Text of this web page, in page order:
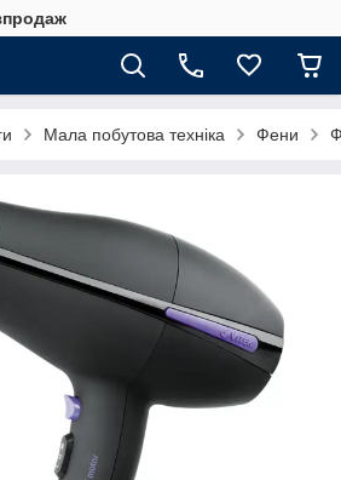
Мала побутова техніка Фени